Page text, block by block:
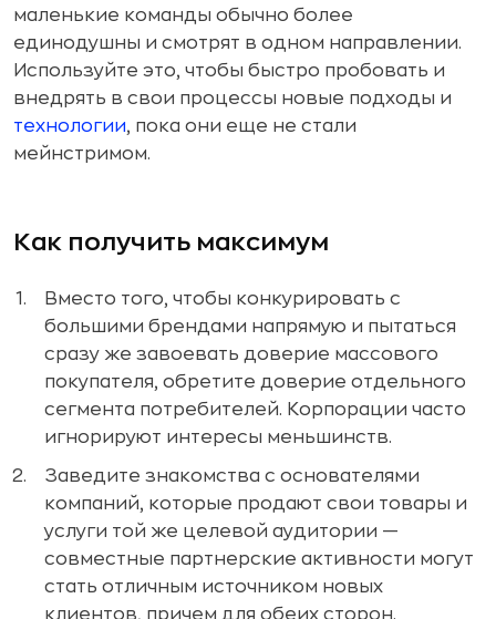
маленькие команды обычно более
единодушны и смотрят в одном направлении.
Используйте это, чтобы быстро пробовать и
внедрять в свои процессы новые подходы и
технологии, пока они еще не стали
мейнстримом.
Как получить максимум
Вместо того, чтобы конкурировать с
большими брендами напрямую и пытаться
сразу же завоевать доверие массового
покупателя, обретите доверие отдельного
сегмента потребителей. Корпорации часто
игнорируют интересы меньшинств.
Заведите знакомства с основателями
компаний, которые продают свои товары и
услуги той же целевой аудитории —
совместные партнерские активности могут
стать отличным источником новых
клиентов, причем для обеих сторон.